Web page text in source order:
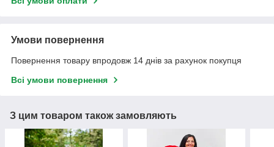
Умови повернення
Повернення товару впродовж 14 днів за рахунок покупця
Всі умови повернення
З цим товаром також замовляють